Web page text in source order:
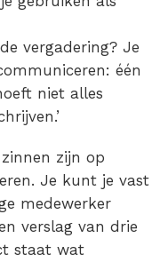
vergadering? Je
één
niet alles
zijn op
Je kunt je vast
medewerker
verslag van drie
staat wat